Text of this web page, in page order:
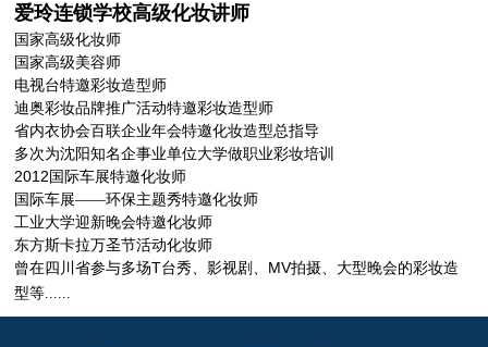
爱玲连锁学校高级化妆讲师
国家高级化妆师
国家高级美容师
电视台特邀彩妆造型师
迪奥彩妆品牌推广活动特邀彩妆造型师
省内衣协会百联企业年会特邀化妆造型总指导
多次为沈阳知名企事业单位大学做职业彩妆培训
2012国际车展特邀化妆师
国际车展——环保主题秀特邀化妆师
工业大学迎新晚会特邀化妆师
东方斯卡拉万圣节活动化妆师
曾在四川省参与多场T台秀、影视剧、 MV拍摄、大型晚会的彩妆造
型等......